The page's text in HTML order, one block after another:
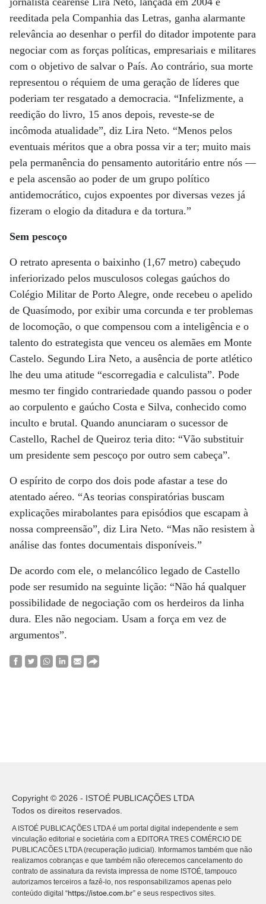
reeditada pela Companhia das Letras, ganha alarmante
relevância ao desenhar o perfil do ditador impotente para
negociar com as forças políticas, empresariais e militares
com o objetivo de salvar o País. Ao contrário, sua morte
representou o réquiem de uma geração de líderes que
poderiam ter resgatado a democracia. “Infelizmente, a
reedição do livro, 15 anos depois, reveste-se de
incômoda atualidade”, diz Lira Neto. “Menos pelos
eventuais méritos que a obra possa vir a ter; muito mais
pela permanência do pensamento autoritário entre nós —
e pela ascensão ao poder de um grupo político
antidemocrático, cujos expoentes por diversas vezes já
fizeram o elogio da ditadura e da tortura.”
Sem pescoço
O retrato apresenta o baixinho (1,67 metro) cabeçudo
inferiorizado pelos musculosos colegas gaúchos do
Colégio Militar de Porto Alegre, onde recebeu o apelido
de Quasímodo, por exibir uma corcunda e ter problemas
de locomoção, o que compensou com a inteligência e o
talento do estrategista que venceu os alemães em Monte
Castelo. Segundo Lira Neto, a ausência de porte atlético
lhe deu uma atitude “escorregadia e calculista”. Pode
mesmo ter fingido contrariedade quando passou o poder
ao corpulento e gaúcho Costa e Silva, conhecido como
inculto e brutal. Quando anunciaram o sucessor de
Castello, Rachel de Queiroz teria dito: “Vão substituir
um presidente sem pescoço por outro sem cabeça”.
O espírito de corpo dos dois pode afastar a tese do
atentado aéreo. “As teorias conspiratórias buscam
explicações mirabolantes para episódios que escapam à
nossa compreensão”, diz Lira Neto. “Mas não resistem à
análise das fontes documentais disponíveis.”
De acordo com ele, o melancólico legado de Castello
pode ser resumido na seguinte lição: “Não há qualquer
possibilidade de negociação com os herdeiros da linha
dura. Eles não negociam. Usam a força em vez de
argumentos”.
Copyright © 2026 - ISTOÉ PUBLICAÇÕES LTDA
Todos os direitos reservados.
A ISTOÉ PUBLICAÇÕES LTDA é um portal digital independente e sem
vinculação editorial e societária com a EDITORA TRES COMÉRCIO DE
PUBLICACÕES LTDA (recuperação judicial). Informamos também que não
realizamos cobranças e que também não oferecemos cancelamento do
contrato de assinatura da revista impressa de nome ISTOÉ, tampouco
autorizamos terceiros a fazê-lo, nos responsabilizamos apenas pelo
conteúdo digital “https://istoe.com.br” e seus respectivos sites.